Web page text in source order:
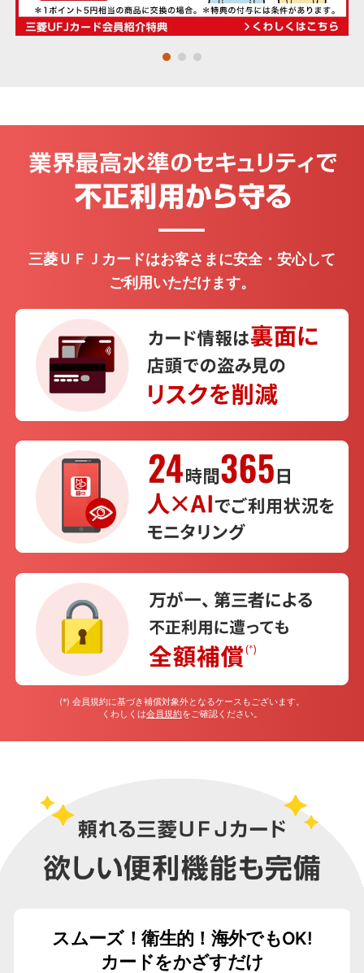
三菱ＵＦＪカードはお客さまに安全・安心して
ご利用いただけます。
(*) 会員規約に基づき補償対象外となるケースもございます。
くわしくは会員規約をご確認ください。
スムーズ！衛生的！海外でもOK!
カードをかざすだけ
Mastercard®
アメリカン・エキスプレス
お申し込みフォームへ
・個人関連情報の第三者提供
ンをタップ、または二次元コードを読み込んだ場
費用の精算に利用するため、URL末尾に付与したパ
行においてその情報をお客さまのお申し込み情報と
紐付けます。
＞ ご利用にあたって
※ タップするとアプリストアが開きます。